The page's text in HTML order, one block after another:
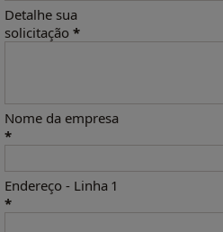
Detalhe sua
solicitação *
Nome da empresa
*
Endereço - Linha 1
*